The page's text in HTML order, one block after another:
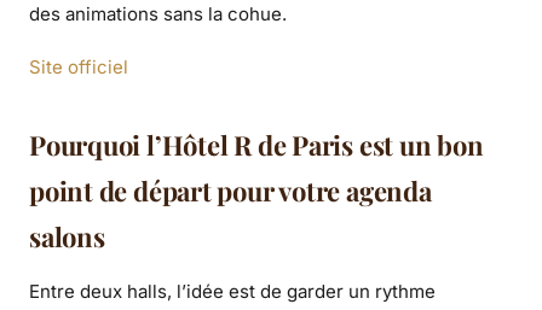
des animations sans la cohue.
Site officiel
Pourquoi l’Hôtel R de Paris est un bon
point de départ pour votre agenda
salons
Entre deux halls, l’idée est de garder un rythme